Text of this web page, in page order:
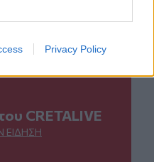
Privacy Policy
CRETALIVE
ΕΊΔΗΣΗ